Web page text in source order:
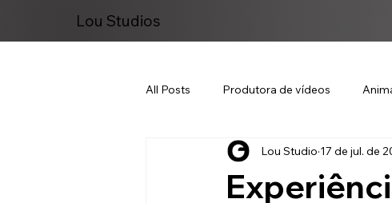
Lou Studios
All Posts Produtora de vídeos
Marketing DigitalLou Studio 17 de jul. de